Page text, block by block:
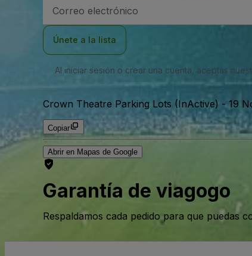
de
Únete a la lista
Al iniciar sesión o crear una cuenta, aceptas
Crown Theatre Parking Lots (InActive) - 19
Copiar
Abrir en Mapas de Google
Garantía de viagogo
Respaldamos cada pedido para que puedas